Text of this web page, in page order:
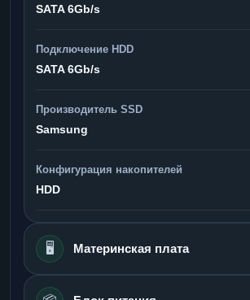
SATA 6Gb/s
Подключение HDD
SATA 6Gb/s
Производитель SSD
Samsung
Конфигурация накопителей
HDD
🖥️ Материнская плата